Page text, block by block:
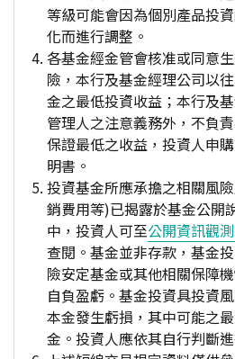
等級可能會因為個別產品投
化而進行調整。
各基金經金管會核准或同意
險，本行及基金經理公司以
金之最低投資收益；本行及
管理人之注意義務外，不負
保證最低之收益，投資人申
明書。
投資基金所應承擔之相關風
銷費用等)已揭露於基金公開
中，投資人可至公開資訊觀
查閱。基金並非存款，基金
險安定基金或其他相關保障
自負盈虧。基金投資具投資
本金發生虧損，其中可能之
金。投資人應依其自行判斷